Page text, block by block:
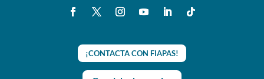
¡CONTACTA CON FIAPAS!